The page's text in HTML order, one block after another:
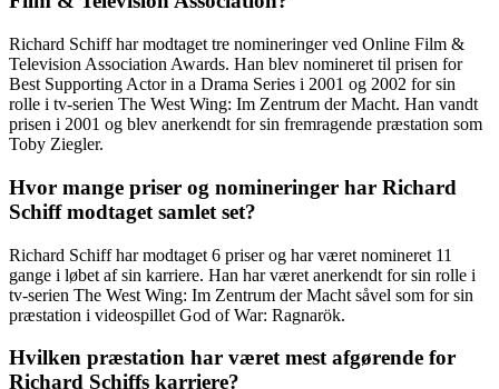
Richard Schiff har modtaget tre nomineringer ved Online Film &
Television Association Awards. Han blev nomineret til prisen for
Best Supporting Actor in a Drama Series i 2001 og 2002 for sin
rolle i tv-serien The West Wing: Im Zentrum der Macht. Han vandt
prisen i 2001 og blev anerkendt for sin fremragende præstation som
Toby Ziegler.
Hvor mange priser og nomineringer har Richard
Schiff modtaget samlet set?
Richard Schiff har modtaget 6 priser og har været nomineret 11
gange i løbet af sin karriere. Han har været anerkendt for sin rolle i
tv-serien The West Wing: Im Zentrum der Macht såvel som for sin
præstation i videospillet God of War: Ragnarök.
Hvilken præstation har været mest afgørende for
Richard Schiffs karriere?